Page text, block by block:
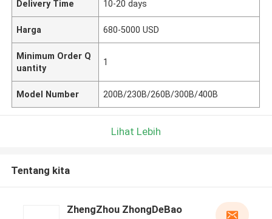
Delivery Time 10-20 days
Harga 680-5000 USD
Minimum Order Q
uantity
1
Model Number 200B/230B/260B/300B/400B
Lihat Lebih
Tentang kita
ZhengZhou ZhongDeBao